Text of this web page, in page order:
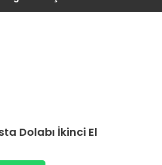
Dolabı İkinci El